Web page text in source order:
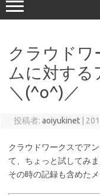
クラウドワ
ムに対する
＼(^o^)／
投稿者: aoiyukinet
クラウドワークスでア
て、ちょっと試してみ
その時の記録も含めたメ